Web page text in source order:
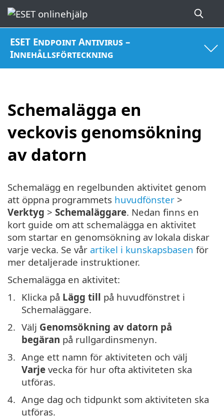
ESET Endpoint Antivirus –
Innehållsförteckning
Schemalägga en
veckovis genomsökning
av datorn
Schemalägg en regelbunden aktivitet genom
att öppna programmets huvudfönster >
Verktyg > Schemaläggare. Nedan finns en
kort guide om att schemalägga en aktivitet
som startar en genomsökning av lokala diskar
varje vecka. Se vår artikel i kunskapsbasen för
mer detaljerade instruktioner.
Schemalägga en aktivitet:
Klicka på Lägg till på huvudfönstret i
Schemaläggare.
Välj Genomsökning av datorn på
begäran på rullgardinsmenyn.
Ange ett namn för aktiviteten och välj
Varje vecka för hur ofta aktiviteten ska
utföras.
Ange dag och tidpunkt som aktiviteten ska
utföras.